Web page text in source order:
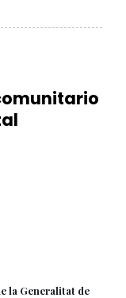
la Generalitat de